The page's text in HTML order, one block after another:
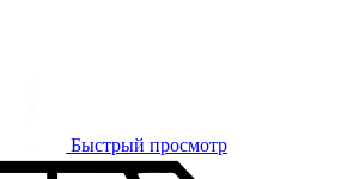
Быстрый просмотр